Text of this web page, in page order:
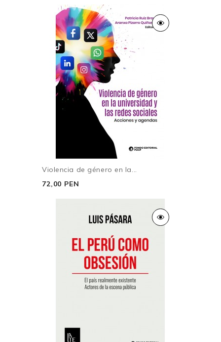
Violencia de género en la...
72,00 PEN